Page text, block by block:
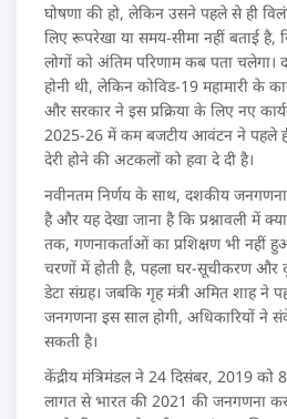
घोषणा की हो, लेकिन उसने पहले से ही
लिए रूपरेखा या समय-सीमा नहीं बताई है,
लोगों को अंतिम परिणाम कब पता
होनी थी, लेकिन कोविड-19 महामारी के
और सरकार ने इस प्रक्रिया के लिए नए
2025-26 में कम बजटीय आवंटन ने पहले
देरी होने की अटकलों को हवा दे दी है।
नवीनतम निर्णय के साथ, दशकीय जनगणना
है और यह देखा जाना है कि प्रश्नावली में
तक, गणनाकर्ताओं का प्रशिक्षण भी नहीं
चरणों में होती है, पहला घर-सूचीकरण और
डेटा संग्रह। जबकि गृह मंत्री अमित शाह ने
जनगणना इस साल होगी, अधिकारियों ने
सकती है।
केंद्रीय मंत्रिमंडल ने 24 दिसंबर, 2019
लागत से भारत की 2021 की जनगणना